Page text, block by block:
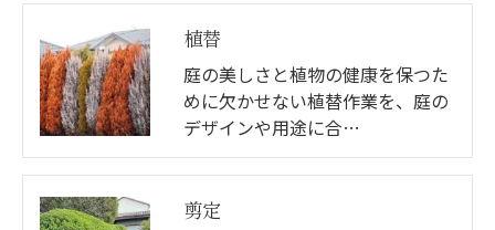
植替
庭の美しさと植物の健康を保つた
めに欠かせない植替作業を、庭の
デザインや用途に合…
剪定